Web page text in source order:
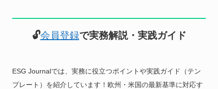
🔓会員登録で実務解説・実践ガイド
ESG Journalでは、実務に役立つポイントや実践ガイド（テン
プレート）を紹介しています！欧州・米国の最新基準に対応す